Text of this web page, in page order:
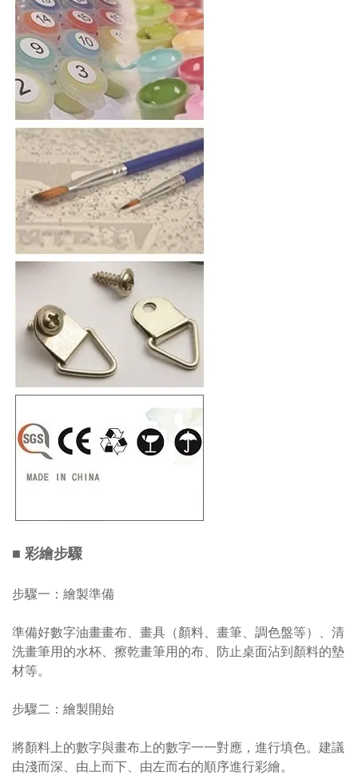
■ 彩繪步驟
步驟一：繪製準備
準備好數字油畫畫布、畫具（顏料、畫筆、調色盤等）、清
洗畫筆用的水杯、擦乾畫筆用的布、防止桌面沾到顏料的墊
材等。
步驟二：繪製開始
將顏料上的數字與畫布上的數字一一對應，進行填色。建議
由淺而深、由上而下、由左而右的順序進行彩繪。